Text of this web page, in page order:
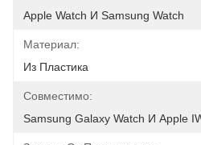
Apple Watch И Samsung Watch
Материал:
Из Пластика
Совместимо:
Samsung Galaxy Watch И Apple